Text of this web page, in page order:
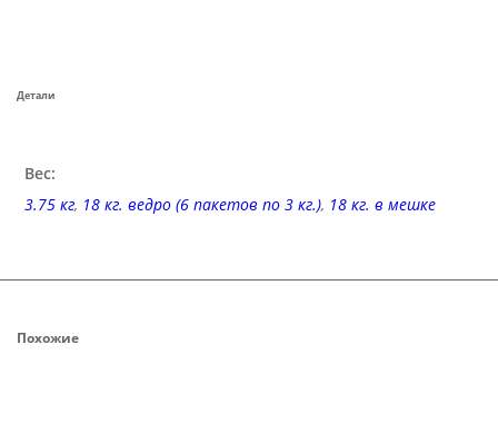
Детали
Вес:
3.75 кг, 18 кг. ведро (6 пакетов по 3 кг.), 18 кг. в мешке
Похожие